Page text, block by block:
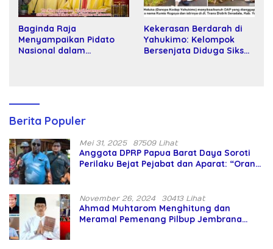
Baginda Raja
Menyampaikan Pidato
Nasional dalam
Kekerasan Berdarah di
Yahukimo: Kelompok
Bersenjata Diduga Siksa
Berita Populer
Mei 31, 2025 87509 Lihat
Anggota DPRP Papua Barat Daya Soroti
Perilaku Bejat Pejabat dan Aparat: “Orang
November 26, 2024 30413 Lihat
Ahmad Muhtarom Menghitung dan
Meramal Pemenang Pilbup Jembrana